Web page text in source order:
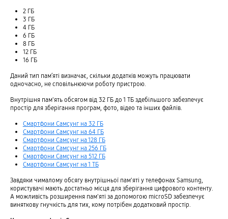
2 ГБ
3 ГБ
4 ГБ
6 ГБ
8 ГБ
12 ГБ
16 ГБ
Даний тип пам’яті визначає, скільки додатків можуть працювати
одночасно, не сповільнюючи роботу пристрою.
Внутрішня пам'ять обсягом від 32 ГБ до 1 ТБ здебільшого забезпечує
простір для зберігання програм, фото, відео та інших файлів.
Смартфони Самсунг на 32 ГБ
Смартфони Самсунг на 64 ГБ
Смартфони Самсунг на 128 ГБ
Смартфони Самсунг на 256 ГБ
Смартфони Самсунг на 512 ГБ
Смартфони Самсунг на 1 ТБ
Завдяки чималому обсягу внутрішньої пам'яті у телефонах Samsung,
користувачі мають достатньо місця для зберігання цифрового контенту.
А можливість розширення пам'яті за допомогою microSD забезпечує
виняткову гнучкість для тих, кому потрібен додатковий простір.